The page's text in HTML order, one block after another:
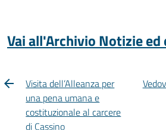
Vai all'Archivio Notizie ed
Visita dell’Alleanza per
una pena umana e
costituzionale al carcere
di Cassino